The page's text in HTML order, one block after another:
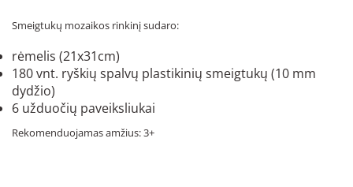
Smeigtukų mozaikos rinkinį sudaro:
rėmelis (21x31cm)
180 vnt. ryškių spalvų plastikinių smeigtukų (10 mm
dydžio)
6 užduočių paveiksliukai
Rekomenduojamas amžius: 3+